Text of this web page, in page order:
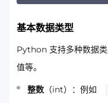
基本数据类型
Python 支持多种数据
值等。
整数 （int）：例如